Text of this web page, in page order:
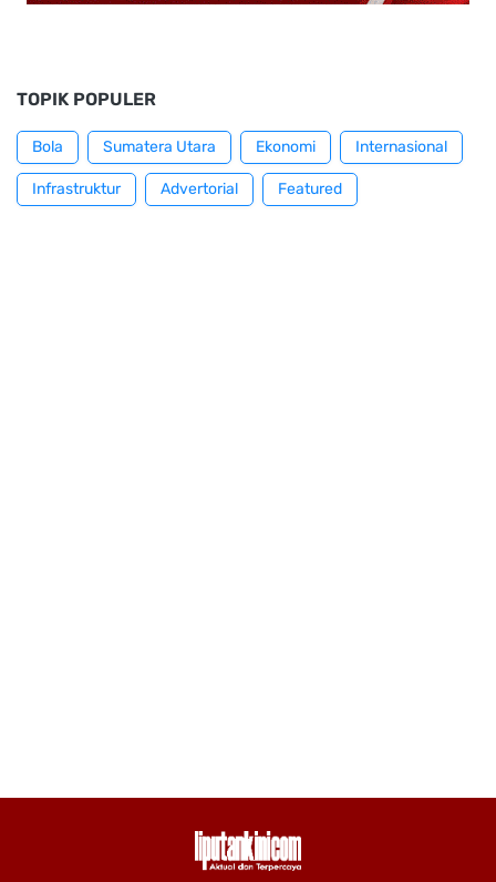
TOPIK POPULER
Bola Sumatera Utara Ekonomi Internasional
Infrastruktur Advertorial Featured